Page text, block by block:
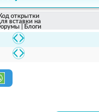
открытки
вставки на
| Блоги